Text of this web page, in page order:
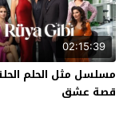
02:15:39
قصة عشق